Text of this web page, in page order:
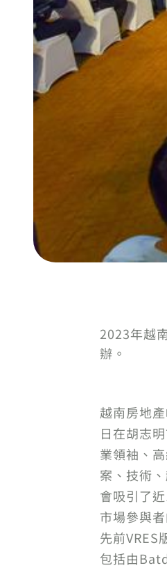
2023年越
辦。
越南房地
日在胡志
業領袖、
案、技術
會吸引了
市場參與
先前VRES
包括由